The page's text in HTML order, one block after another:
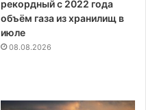
рекордный с 2022 года
объём газа из хранилищ в
июле
08.08.2026